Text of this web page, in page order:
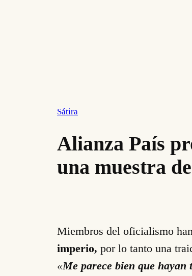
Sátira
Alianza País
una muestra
Miembros del oficialismo
imperio, por lo tanto una
«Me parece bien que hayan